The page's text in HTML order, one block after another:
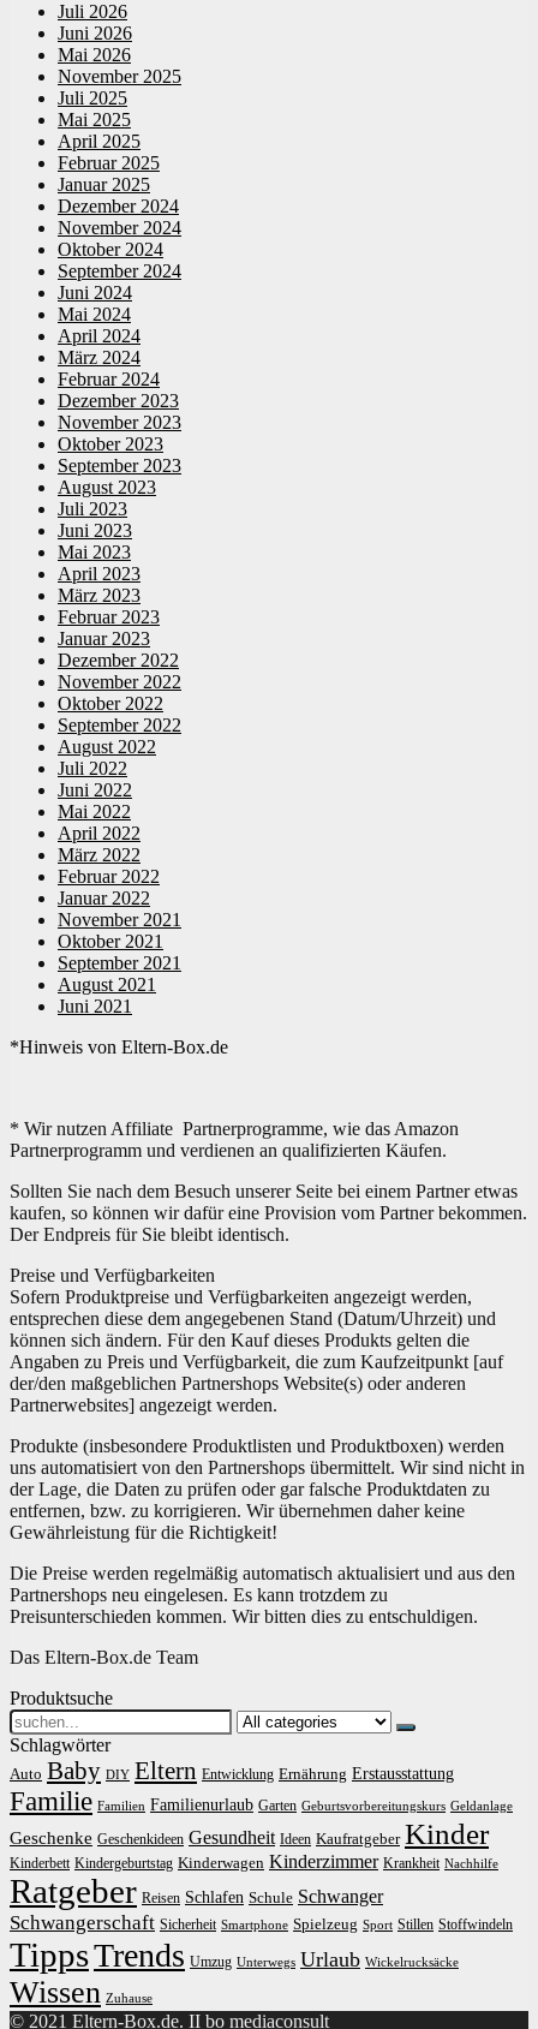
Juli 2026
Juni 2026
Mai 2026
November 2025
Juli 2025
Mai 2025
April 2025
Februar 2025
Januar 2025
Dezember 2024
November 2024
Oktober 2024
September 2024
Juni 2024
Mai 2024
April 2024
März 2024
Februar 2024
Dezember 2023
November 2023
Oktober 2023
September 2023
August 2023
Juli 2023
Juni 2023
Mai 2023
April 2023
März 2023
Februar 2023
Januar 2023
Dezember 2022
November 2022
Oktober 2022
September 2022
August 2022
Juli 2022
Juni 2022
Mai 2022
April 2022
März 2022
Februar 2022
Januar 2022
November 2021
Oktober 2021
September 2021
August 2021
Juni 2021
*Hinweis von Eltern-Box.de
* Wir nutzen Affiliate Partnerprogramme, wie das Amazon
Partnerprogramm und verdienen an qualifizierten Käufen.
Sollten Sie nach dem Besuch unserer Seite bei einem Partner etwas
kaufen, so können wir dafür eine Provision vom Partner bekommen.
Der Endpreis für Sie bleibt identisch.
Preise und Verfügbarkeiten
Sofern Produktpreise und Verfügbarkeiten angezeigt werden,
entsprechen diese dem angegebenen Stand (Datum/Uhrzeit) und
können sich ändern. Für den Kauf dieses Produkts gelten die
Angaben zu Preis und Verfügbarkeit, die zum Kaufzeitpunkt [auf
der/den maßgeblichen Partnershops Website(s) oder anderen
Partnerwebsites] angezeigt werden.
Produkte (insbesondere Produktlisten und Produktboxen) werden
uns automatisiert von den Partnershops übermittelt. Wir sind nicht in
der Lage, die Daten zu prüfen oder gar falsche Produktdaten zu
entfernen, bzw. zu korrigieren. Wir übernehmen daher keine
Gewährleistung für die Richtigkeit!
Die Preise werden regelmäßig automatisch aktualisiert und aus den
Partnershops neu eingelesen. Es kann trotzdem zu
Preisunterschieden kommen. Wir bitten dies zu entschuldigen.
Das Eltern-Box.de Team
Produktsuche
Search
for:
Schlagwörter
Auto Baby DIY Eltern Entwicklung Ernährung Erstausstattung
Familie Familien Familienurlaub Garten Geburtsvorbereitungskurs Geldanlage
Geschenke Geschenkideen Gesundheit Ideen Kaufratgeber Kinder
Kinderbett Kindergeburtstag Kinderwagen Kinderzimmer Krankheit Nachhilfe
Ratgeber Reisen Schlafen Schule Schwanger
Schwangerschaft Sicherheit Smartphone Spielzeug Sport Stillen Stoffwindeln
TippsTrends Umzug Unterwegs Urlaub Wickelrucksäcke
Wissen Zuhause
© 2021 Eltern-Box.de. II bo mediaconsult